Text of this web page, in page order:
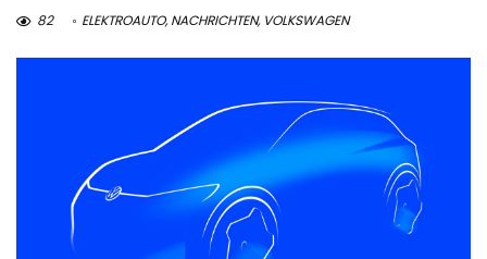
82 ELEKTROAUTO,NACHRICHTEN, VOLKSWAGEN